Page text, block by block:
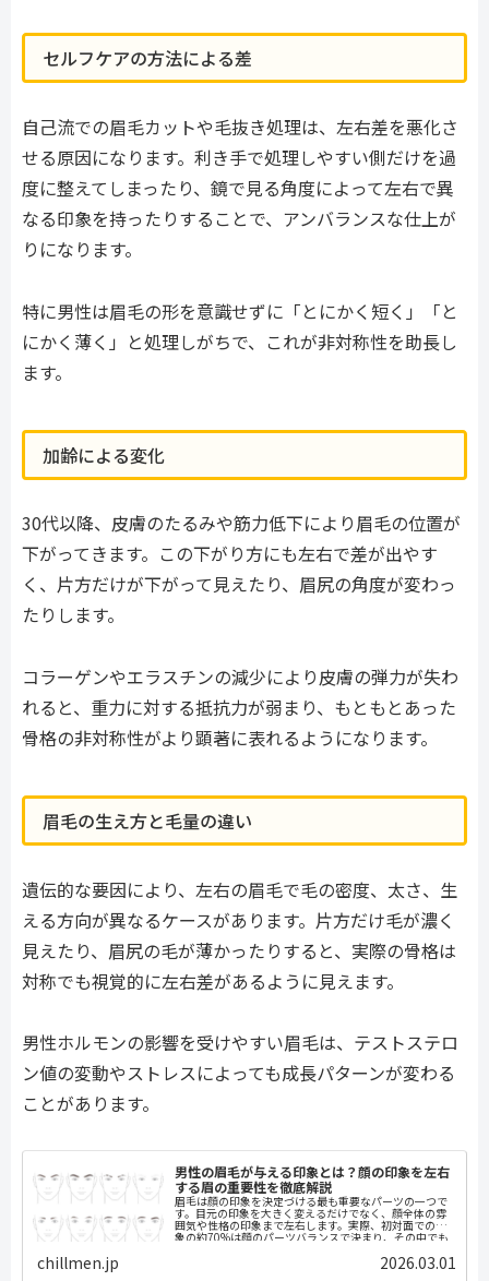
セルフケアの方法による差
自己流での眉毛カットや毛抜き処理は、左右差を悪化さ
せる原因になります。利き手で処理しやすい側だけを過
度に整えてしまったり、鏡で見る角度によって左右で異
なる印象を持ったりすることで、アンバランスな仕上が
りになります。
特に男性は眉毛の形を意識せずに「とにかく短く」「と
にかく薄く」と処理しがちで、これが非対称性を助長し
ます。
加齢による変化
30代以降、皮膚のたるみや筋力低下により眉毛の位置が
下がってきます。この下がり方にも左右で差が出やす
く、片方だけが下がって見えたり、眉尻の角度が変わっ
たりします。
コラーゲンやエラスチンの減少により皮膚の弾力が失わ
れると、重力に対する抵抗力が弱まり、もともとあった
骨格の非対称性がより顕著に表れるようになります。
眉毛の生え方と毛量の違い
遺伝的な要因により、左右の眉毛で毛の密度、太さ、生
える方向が異なるケースがあります。片方だけ毛が濃く
見えたり、眉尻の毛が薄かったりすると、実際の骨格は
対称でも視覚的に左右差があるように見えます。
男性ホルモンの影響を受けやすい眉毛は、テストステロ
ン値の変動やストレスによっても成長パターンが変わる
ことがあります。
男性の眉毛が与える印象とは？顔の印象を左右
する眉の重要性を徹底解説
眉毛は顔の印象を決定づける最も重要なパーツの一つで
す。目元の印象を大きく変えるだけでなく、顔全体の雰
囲気や性格の印象まで左右します。実際、初対面での印
象の約70%は顔のパーツバランスで決まり、その中でも
chillmen.jp 2026.03.01